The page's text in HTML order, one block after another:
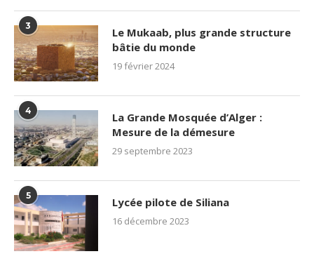
3
Le Mukaab, plus grande structure
bâtie du monde
19 février 2024
4
La Grande Mosquée d’Alger :
Mesure de la démesure
29 septembre 2023
5 Lycée pilote de Siliana
16 décembre 2023